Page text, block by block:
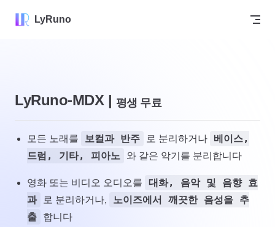
Skip to content
LyRuno
LyRuno-MDX | 평생 무료
모든 노래를 보컬과 반주 로 분리하거나
베이스,
드럼, 기타, 피아노
와 같은 악기를 분리합니다
영화 또는 비디오 오디오를
대화, 음악 및 음향 효
과
로 분리하거나,
노이즈에서 깨끗한 음성을 추
출
합니다